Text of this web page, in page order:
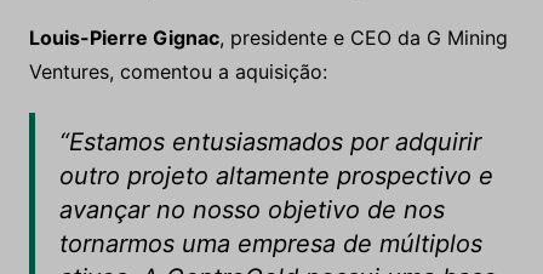
Louis-Pierre Gignac, presidente e CEO da G Mining
Ventures, comentou a aquisição:
“Estamos entusiasmados por adquirir
outro projeto altamente prospectivo e
avançar no nosso objetivo de nos
tornarmos uma empresa de múltiplos